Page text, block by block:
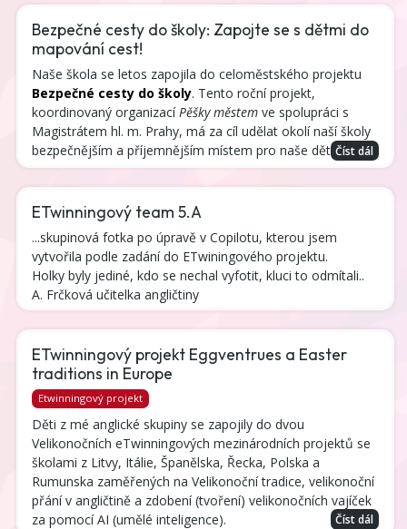
Bezpečné cesty do školy: Zapojte se s dětmi do
mapování cest!
Naše škola se letos zapojila do celoměstského projektu
Bezpečné cesty do školy. Tento roční projekt,
koordinovaný organizacíPěšky městem ve spolupráci s
Magistrátem hl. m. Prahy, má za cíl udělat okolí naší školy
bezpečnějším a příjemnějším místem pro naše děti.Číst dál
ETwinningový team 5.A
...skupinová fotka po úpravě v Copilotu, kterou jsem
vytvořila podle zadání do ETwiningového projektu.
Holky byly jediné, kdo se nechal vyfotit, kluci to odmítali..
A. Frčková učitelka angličtiny
ETwinningový projekt Eggventrues a Easter
traditions in Europe
Etwinningový projekt
Děti z mé anglické skupiny se zapojily do dvou
Velikonočních eTwinningových mezinárodních projektů se
školami z Litvy, Itálie, Španělska, Řecka, Polska a
Rumunska zaměřených na Velikonoční tradice, velikonoční
přání v angličtině a zdobení (tvoření) velikonočních vajíček
za pomocí AI (umělé inteligence).
Číst dál